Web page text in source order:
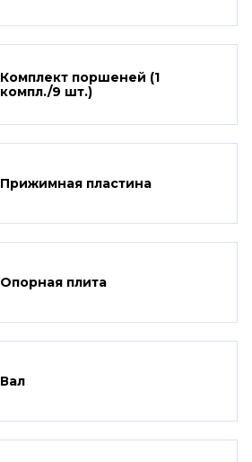
Комплект поршеней (1
компл./9 шт.)
Прижимная пластина
Опорная плита
Вал